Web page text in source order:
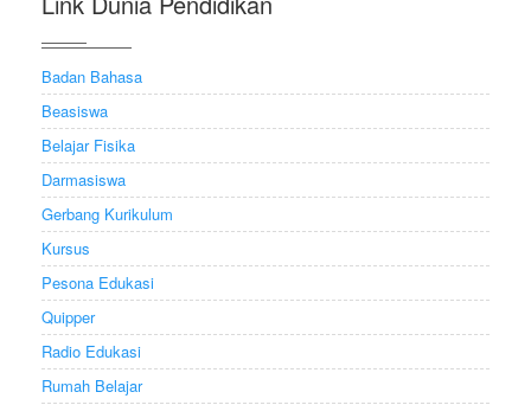
Badan Bahasa
Beasiswa
Belajar Fisika
Darmasiswa
Gerbang Kurikulum
Kursus
Pesona Edukasi
Quipper
Radio Edukasi
Rumah Belajar